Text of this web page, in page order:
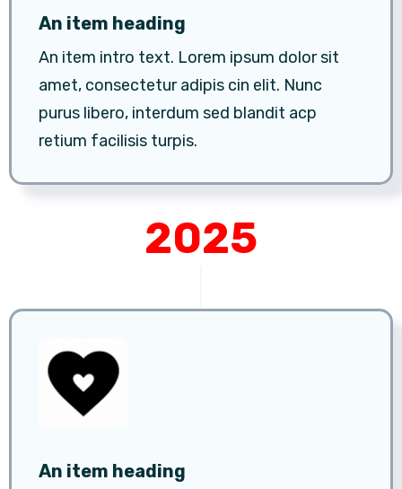
An item heading
An item intro text. Lorem ipsum dolor sit
amet, consectetur adipis cin elit. Nunc
purus libero, interdum sed blandit acp
retium facilisis turpis.
2025
An item heading